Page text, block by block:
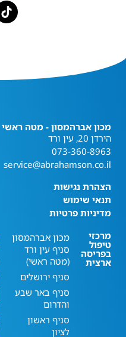
מכון אברהמסון - מטה ראשי
הירדן 20, עין ורד
073-360-8963
service@abrahamson.co.il
הצהרת נגישות
תנאי שימוש
מדיניות פרטיות
מרכזי
טיפול
בפריסה
ארצית
מכון אברהמסון
סניף עין ורד
(מטה ראשי)
סניף ירושלים
סניף באר שבע
והדרום
סניף ראשון
לציון